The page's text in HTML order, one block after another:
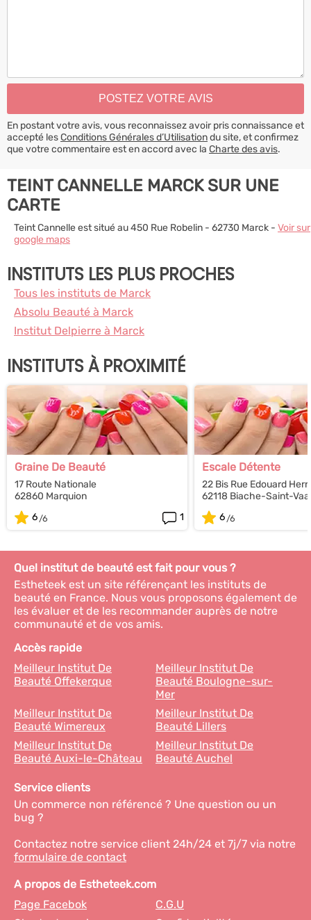
En postant votre avis, vous reconnaissez avoir pris connaissance et
accepté lesConditions Générales d’Utilisationdu site, et confirmez
que votre commentaire est en accord avec la Charte des avis.
TEINT CANNELLE MARCK SUR UNE
CARTE
Teint Cannelle est situé au 450 Rue Robelin - 62730 Marck - Voir sur
google maps
INSTITUTS LES PLUS PROCHES
Tous les instituts de Marck
Absolu Beauté à Marck
Institut Delpierre à Marck
INSTITUTS À PROXIMITÉ
Graine De Beauté
17 Route Nationale
62860 Marquion
6
1
Escale Détente
22 Bis Rue Edouard
62118 Biache-Saint-
6
Quel institut de beauté est fait pour vous ?
Estheteek est un site référençant les instituts de
beauté en France. Nous vous proposons également de
les évaluer et de les recommander auprès de notre
communauté et de vos amis.
Accès rapide
Meilleur Institut De
Beauté Offekerque
Meilleur Institut De
Beauté Boulogne-sur-
Mer
Meilleur Institut De
Beauté Wimereux
Meilleur Institut De
Beauté Lillers
Meilleur Institut De
Beauté Auxi-le-Château
Meilleur Institut De
Beauté Auchel
Service clients
Un commerce non référencé ? Une question ou un
bug ?
Contactez notre service client 24h/24 et 7j/7 via notre
formulaire de contact
A propos de Estheteek.com
Page Facebok
C.G.U